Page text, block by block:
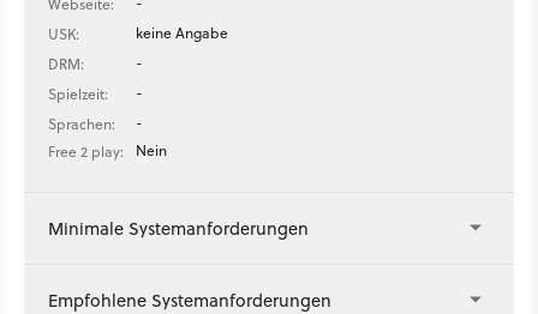
Webseite:
USK:
keine Angabe
DRM:
-
Spielzeit:
-
Sprachen:
-
Free 2 play:
Nein
Minimale Systemanforderungen
Empfohlene Systemanforderungen